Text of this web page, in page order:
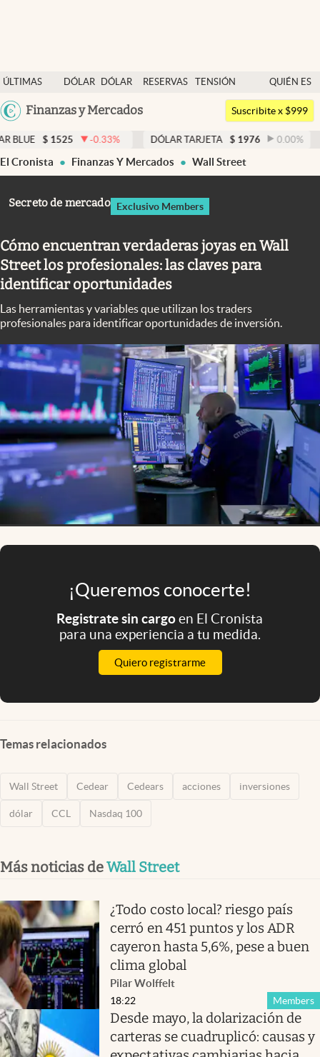
ÚLTIMAS
NOTICIAS
DÓLAR
DÓLAR
RESERVAS
TENSIÓN
GEOPOLÍTICA
QUIÉN ES
QUIÉN
Argentina
Finanzas y Mercados
Dólar
Members
Economía y Política
Finanzas y Mercados
Columnistas
Otras secciones
Infotechnology
Clase
Mundial 2026
Eventos Corporativos
El Cronista Studio
Mediakit
abre en nueva pestaña
Argentina
Suscribite x $999
-0.33% DÓLAR TARJETA $ 1976 0.00% DÓLAR
El Cronista Finanzas Y Mercados Wall Street
Secreto de mercado Exclusivo Members
Cómo encuentran verdaderas joyas en Wall
Street los profesionales: las claves para
identificar oportunidades
Las herramientas y variables que utilizan los traders
profesionales para identificar oportunidades de inversión.
¡Queremos conocerte!
Registrate sin cargoen El Cronista
para una experiencia a tu medida.
Quiero registrarme
Temas relacionados
Wall Street Cedear Cedears acciones inversiones
dólar CCL Nasdaq 100
Más noticias deWall Street
¿Todo costo local? riesgo país
cerró en 451 puntos y los ADR
cayeron hasta 5,6%, pese a buen
clima global
Pilar Wolffelt
Members
18:22
Desde mayo, la dolarización de
carteras se cuadruplicó: causas y